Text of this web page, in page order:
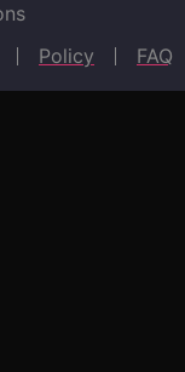
Policy FAQ